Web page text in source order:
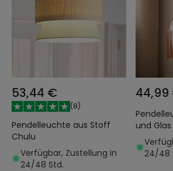
53,44 €
(8)
Pendelleuchte aus Stoff
Chulu
Verfügbar, Zustellung in
24/48 Std.
44,99
und
24/48